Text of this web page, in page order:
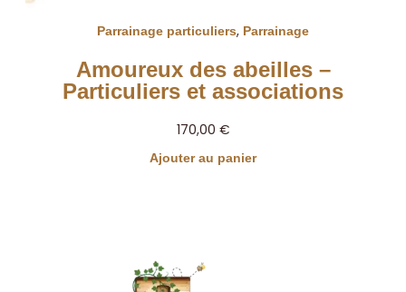
Parrainage particuliers, Parrainage
Amoureux des abeilles –
Particuliers et associations
170,00 €
Ajouter au panier